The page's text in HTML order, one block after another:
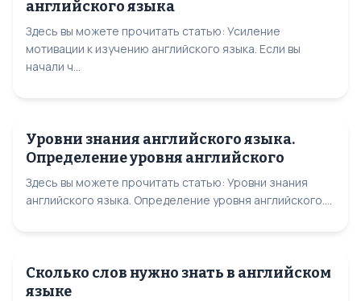
английского языка
Здесь вы можете прочитать статью: Усиление
мотивации к изучению английского языка. Если вы
начали ч...
Уровни знания английского языка.
Определение уровня английского
Здесь вы можете прочитать статью: Уровни знания
английского языка. Определение уровня английского....
Сколько слов нужно знать в английском
языке